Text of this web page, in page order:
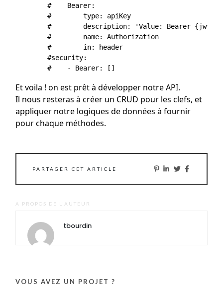
        #    Bearer:
        #        type: apiKey
        #        description: 'Value: Bearer {jwt}'
        #        name: Authorization
        #        in: header
        #security:
Et voila ! on est prêt à développer notre API.
Il nous resteras à créer un CRUD pour les clefs, et
appliquer notre logiques de données à fournir
pour chaque méthodes.
PARTAGER CET ARTICLE
A PROPOS DE L'AUTEUR
tbourdin
VOUS AVEZ UN PROJET ?